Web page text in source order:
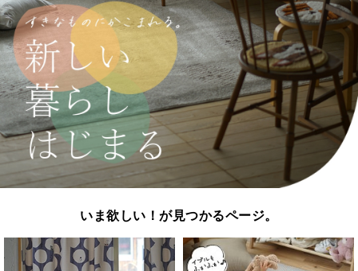
いま欲しい！が見つかるページ。